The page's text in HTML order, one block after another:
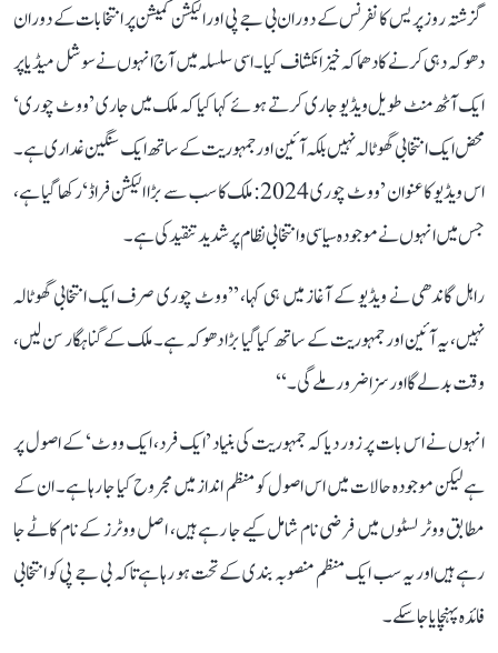
گزشتہ روز پریس کانفرنس کے دوران بی جے پی اور الیکشن کمیشن پر انتخابات کے دوران
دھوکہ دہی کرنے کا دھماکہ خیز انکشاف کیا۔ اسی سلسلہ میں آج انہوں نے سوشل میڈیا پر
ایک آٹھ منٹ طویل ویڈیو جاری کرتے ہوئے کہا کیا کہ ملک میں جاری ’ووٹ چوری‘
محض ایک انتخابی گھوٹالہ نہیں بلکہ آئین اور جمہوریت کے ساتھ ایک سنگین غداری ہے۔
اس ویڈیو کا عنوان ’ووٹ چوری 2024: ملک کا سب سے بڑا الیکشن فراڈ‘ رکھا گیا ہے،
جس میں انہوں نے موجودہ سیاسی و انتخابی نظام پر شدید تنقید کی ہے۔
راہل گاندھی نے ویڈیو کے آغاز میں ہی کہا، ’’ووٹ چوری صرف ایک انتخابی گھوٹالہ
نہیں، یہ آئین اور جمہوریت کے ساتھ کیا گیا بڑا دھوکہ ہے۔ ملک کے گناہگار سن لیں،
وقت بدلے گا اور سزا ضرور ملے گی۔‘‘
انہوں نے اس بات پر زور دیا کہ جمہوریت کی بنیاد ’ایک فرد، ایک ووٹ‘ کے اصول پر
ہے لیکن موجودہ حالات میں اس اصول کو منظم انداز میں مجروح کیا جا رہا ہے۔ ان کے
مطابق ووٹر لسٹوں میں فرضی نام شامل کیے جا رہے ہیں، اصل ووٹرز کے نام کاٹے جا
رہے ہیں اور یہ سب ایک منظم منصوبہ بندی کے تحت ہو رہا ہے تاکہ بی جے پی کو انتخابی
فائدہ پہنچایا جا سکے۔